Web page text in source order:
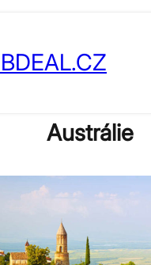
Austrálie